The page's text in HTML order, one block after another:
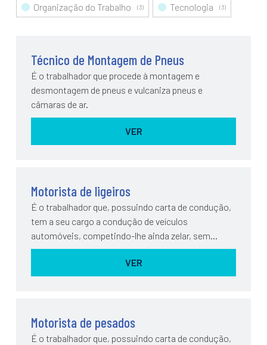
Organização do Trabalho
(3) Tecnologia (3)
Técnico de Montagem de Pneus
É o trabalhador que procede à montagem e
desmontagem de pneus e vulcaniza pneus e
câmaras de ar.
VER
Motorista de ligeiros
É o trabalhador que, possuindo carta de condução,
tem a seu cargo a condução de veículos
automóveis, competindo-lhe ainda zelar, sem
execução, pela boa conservação e limpeza do
VER
Motorista de pesados
É o trabalhador que, possuindo carta de condução,